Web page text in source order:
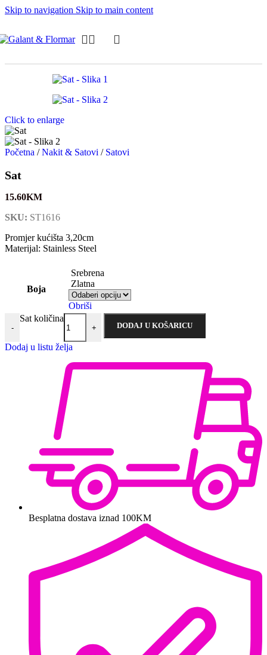
Skip to navigation Skip to main content
Click to enlarge
Početna / Nakit & Satovi / Satovi
Sat
15.60KM
SKU: ST1616
Promjer kućišta 3,20cm
Materijal: Stainless Steel
Boja
Srebrena
Zlatna
Obriši
-
Sat količina
+ DODAJ U KOŠARICU
Dodaj u listu želja
Besplatna dostava iznad 100KM